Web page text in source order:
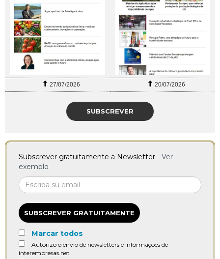
27/07/2026 20/07/2026
SUBSCREVER
Subscrever gratuitamente a Newsletter - Ver
exemplo
SUBSCREVER GRATUITAMENTE
Marcar todos
Autorizo o envio de newsletters e informações de
interempresas.net